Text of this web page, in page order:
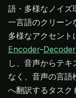
語・多様なノイズ
一言語のクリーン
Encoder-Decoder
し、音声からテ
なく、音声の言語
へ翻訳するタスク